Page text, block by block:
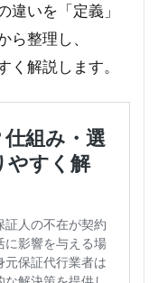
違いを「定義」
ら整理し、
く解説します。